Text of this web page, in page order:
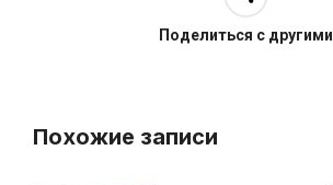
Поделиться с другими
Похожие записи